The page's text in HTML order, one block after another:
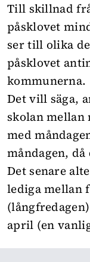
Till skillnad
påsklovet
ser till olika
påsklovet
kommunerna.
Det vill säga,
skolan mellan
med
måndagen, då
Det senare
lediga mellan
april (en